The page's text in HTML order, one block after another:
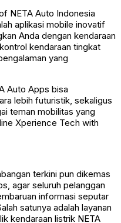
NETA Auto Indonesia
aplikasi mobile inovatif
Anda dengan kendaraan
kendaraan tingkat
yang
Auto Apps bisa
lebih futuristik, sekaligus
teman mobilitas yang
Xperience Tech with
terkini pun dikemas
agar seluruh pelanggan
informasi seputar
satunya adalah layanan
kendaraan listrik NETA